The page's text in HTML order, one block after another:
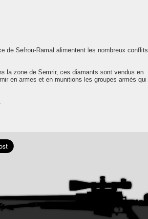
de Sefrou-Ramal alimentent les nombreux conflits
la zone de Semrir, ces diamants sont vendus en
en armes et en munitions les groupes armés qui